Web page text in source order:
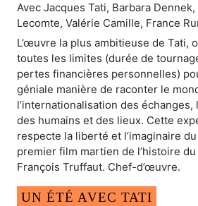
Avec Jacques Tati, Barbara
Lecomte, Valérie Camille, France
L’œuvre la plus ambitieuse de Tati,
toutes les limites (durée de
pertes financières personnelles)
géniale manière de raconter le
l’internationalisation des échanges,
des humains et des lieux. Cette
respecte la liberté et l’imaginaire
premier film martien de l’histoire
François Truffaut. Chef-d’œuvre.
UN ÉTÉ AVEC TATI